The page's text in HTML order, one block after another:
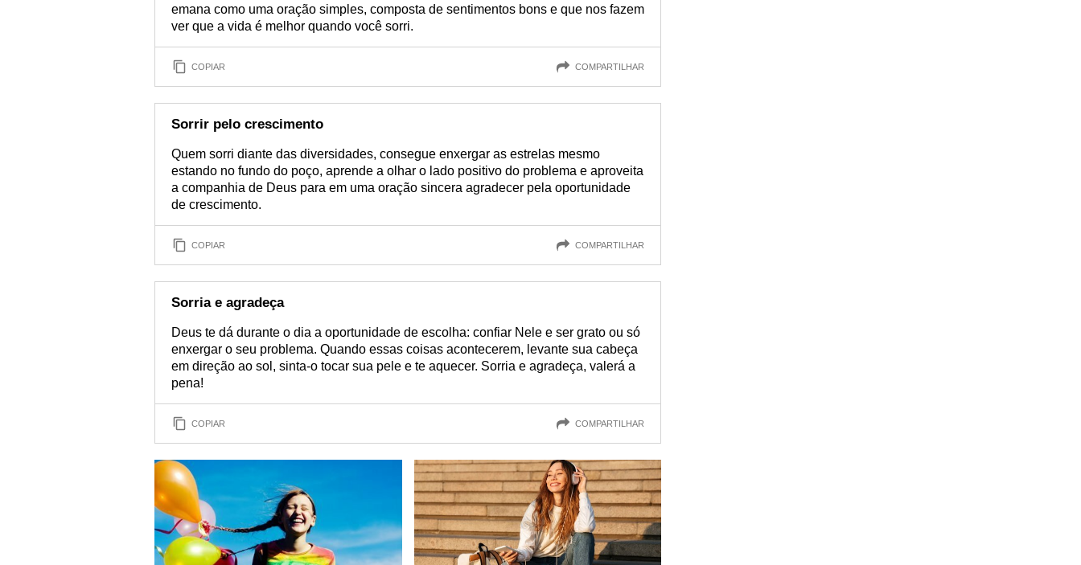
emana como uma oração simples, composta de sentimentos bons e que nos fazem
ver que a vida é melhor quando você sorri.
COPIAR COMPARTILHAR
Sorrir pelo crescimento
Quem sorri diante das diversidades, consegue enxergar as estrelas mesmo
estando no fundo do poço, aprende a olhar o lado positivo do problema e aproveita
a companhia de Deus para em uma oração sincera agradecer pela oportunidade
de crescimento.
COPIAR COMPARTILHAR
Sorria e agradeça
Deus te dá durante o dia a oportunidade de escolha: confiar Nele e ser grato ou só
enxergar o seu problema. Quando essas coisas acontecerem, levante sua cabeça
em direção ao sol, sinta-o tocar sua pele e te aquecer. Sorria e agradeça, valerá a
pena!
COPIAR COMPARTILHAR